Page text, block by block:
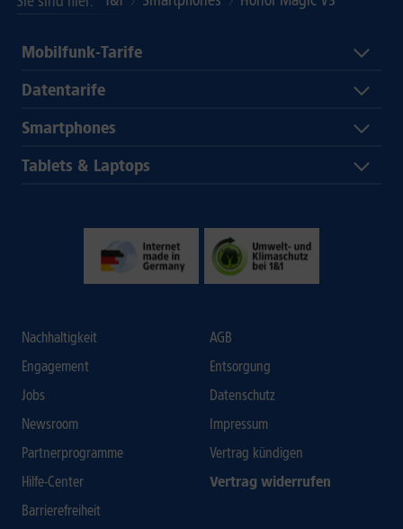
Mobilfunk-Tarife
Datentarife
Smartphones
Tablets & Laptops
Nachhaltigkeit
Engagement
Jobs
Newsroom
Partnerprogramme
Hilfe-Center
Barrierefreiheit
AGB
Entsorgung
Datenschutz
Impressum
Vertrag kündigen
Vertrag widerrufen